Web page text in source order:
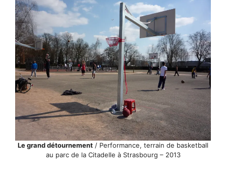
Le grand détournement / Performance, terrain de basketball
au parc de la Citadelle à Strasbourg – 2013